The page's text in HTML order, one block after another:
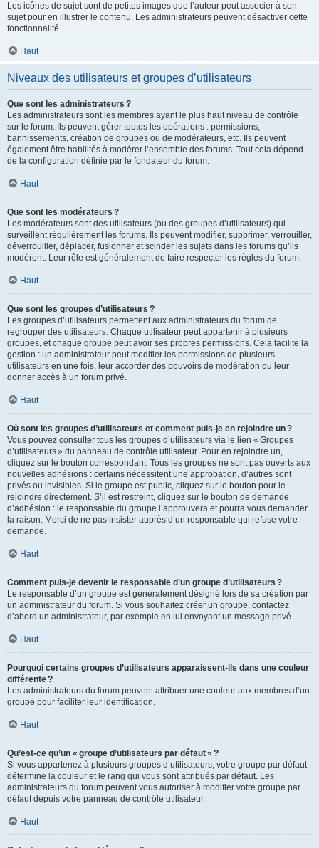
Les icônes de sujet sont de petites images que l’auteur peut associer à son
sujet pour en illustrer le contenu. Les administrateurs peuvent désactiver cette
fonctionnalité.
Haut
Niveaux des utilisateurs et groupes d’utilisateurs
Que sont les administrateurs ?
Les administrateurs sont les membres ayant le plus haut niveau de contrôle
sur le forum. Ils peuvent gérer toutes les opérations : permissions,
bannissements, création de groupes ou de modérateurs, etc. Ils peuvent
également être habilités à modérer l’ensemble des forums. Tout cela dépend
de la configuration définie par le fondateur du forum.
Haut
Que sont les modérateurs ?
Les modérateurs sont des utilisateurs (ou des groupes d’utilisateurs) qui
surveillent régulièrement les forums. Ils peuvent modifier, supprimer, verrouiller,
déverrouiller, déplacer, fusionner et scinder les sujets dans les forums qu’ils
modèrent. Leur rôle est généralement de faire respecter les règles du forum.
Haut
Que sont les groupes d’utilisateurs ?
Les groupes d’utilisateurs permettent aux administrateurs du forum de
regrouper des utilisateurs. Chaque utilisateur peut appartenir à plusieurs
groupes, et chaque groupe peut avoir ses propres permissions. Cela facilite la
gestion : un administrateur peut modifier les permissions de plusieurs
utilisateurs en une fois, leur accorder des pouvoirs de modération ou leur
donner accès à un forum privé.
Haut
Où sont les groupes d’utilisateurs et comment puis-je en rejoindre un ?
Vous pouvez consulter tous les groupes d’utilisateurs via le lien « Groupes
d’utilisateurs » du panneau de contrôle utilisateur. Pour en rejoindre un,
cliquez sur le bouton correspondant. Tous les groupes ne sont pas ouverts aux
nouvelles adhésions : certains nécessitent une approbation, d’autres sont
privés ou invisibles. Si le groupe est public, cliquez sur le bouton pour le
rejoindre directement. S’il est restreint, cliquez sur le bouton de demande
d’adhésion : le responsable du groupe l’approuvera et pourra vous demander
la raison. Merci de ne pas insister auprès d’un responsable qui refuse votre
demande.
Haut
Comment puis-je devenir le responsable d’un groupe d’utilisateurs ?
Le responsable d’un groupe est généralement désigné lors de sa création par
un administrateur du forum. Si vous souhaitez créer un groupe, contactez
d’abord un administrateur, par exemple en lui envoyant un message privé.
Haut
Pourquoi certains groupes d’utilisateurs apparaissent-ils dans une couleur
différente ?
Les administrateurs du forum peuvent attribuer une couleur aux membres d’un
groupe pour faciliter leur identification.
Haut
Qu’est-ce qu’un « groupe d’utilisateurs par défaut » ?
Si vous appartenez à plusieurs groupes d’utilisateurs, votre groupe par défaut
détermine la couleur et le rang qui vous sont attribués par défaut. Les
administrateurs du forum peuvent vous autoriser à modifier votre groupe par
défaut depuis votre panneau de contrôle utilisateur.
Haut